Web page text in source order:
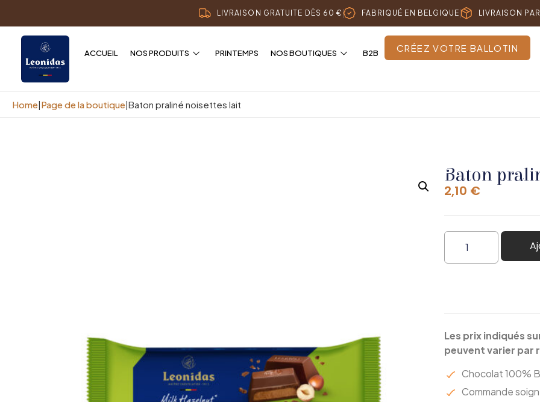
LIVRAISON GRATUITE DÈS 60 € FABRIQUÉ EN BELGIQUE LIVRAISON
ACCUEIL NOS PRODUITS PRINTEMPS NOS BOUTIQUES B2B CRÉEZ VOTRE BALLOTIN
Home|Page de la boutique|Baton praliné noisettes lait
Baton
2,10 €
Les prix indiqués
peuvent varier par
Chocolat 100%
Commande